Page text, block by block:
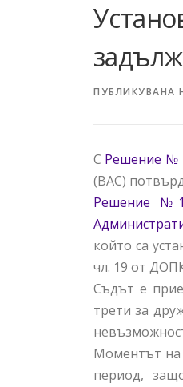
ПУБЛИКУВАНА
С Решение №
(ВАС)
Решение
който са
чл. 19 от
Съдът е
трети за
Моментът на
период,